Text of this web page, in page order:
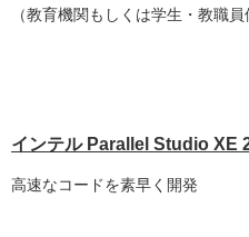
（教育機関もしくは学生・教職
インテル Parallel Studio XE
高速なコードを素早く開発